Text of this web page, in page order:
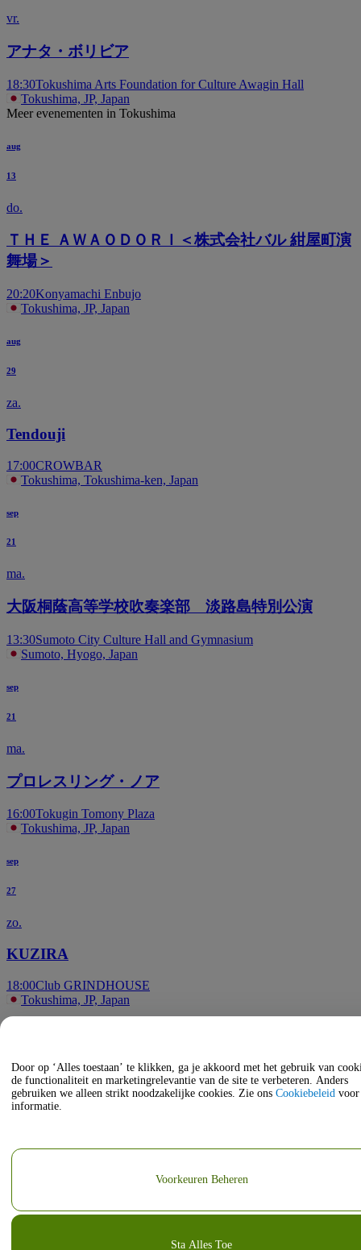
vr.
アナタ・ボリビア
18:30Tokushima Arts Foundation for Culture Awagin Hall
Tokushima, JP, Japan
Meer evenementen in Tokushima
aug
13
do.
ＴＨＥ ＡＷＡＯＤＯＲＩ＜株式会社バル 紺屋町演
舞場＞
20:20Konyamachi Enbujo
Tokushima, JP, Japan
aug
29
za.
Tendouji
17:00CROWBAR
Tokushima, Tokushima-ken, Japan
sep
21
ma.
大阪桐蔭高等学校吹奏楽部 淡路島特別公演
13:30Sumoto City Culture Hall and Gymnasium
Sumoto, Hyogo, Japan
sep
21
ma.
プロレスリング・ノア
16:00Tokugin Tomony Plaza
Tokushima, JP, Japan
sep
27
zo.
KUZIRA
18:00Club GRINDHOUSE
Tokushima, JP, Japan
18
zo.
16:00
Door op ‘Alles toestaan’ te klikken, ga je akkoord met het gebruik van
de functionaliteit en marketingrelevantie van de site te verbeteren. Anders
gebruiken we alleen strikt noodzakelijke cookies. Zie ons Cookiebeleid voor
informatie.
Sta Alles Toe
Voorkeuren Beheren